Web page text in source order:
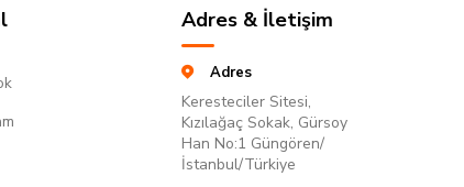
Adres & İletişim
Adres
Keresteciler Sitesi,
Kızılağaç Sokak, Gürsoy
Han No:1 Güngören/
İstanbul/Türkiye